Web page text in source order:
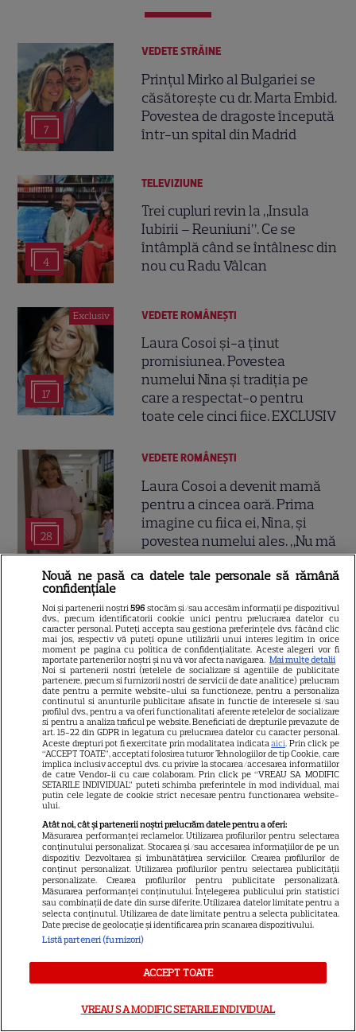
7
VEDETE STRĂINE
Prințul Mirko al Bulgariei se
căsătorește cu dr. Marta Embid.
Povestea de dragoste începută
într-un spital din Madrid
4
TELEVIZIUNE
Trei cupluri revin la „Insula
Iubirii – Reuniuni”. Ce se
întâmplă când se întâlnesc din
nou cu Radu Vâlcan
Exclusiv
17
VEDETE ROMÂNEŞTI
Laura Cosoi și-a ținut
promisiunea. Povestea
numelui Nina și tradiția pe
care a respectat-o pentru
toate cele cinci fiice. EXCLUSIV
28
VEDETE ROMÂNEŞTI
Laura Cosoi a devenit mamă
pentru a cincea oară. Prima
imagine cu fiica ei, Nina, și
povestea numelui ales. „Nu mă
satur să o privesc”
10
VEDETE ROMÂNEŞTI
Iulia Albu a prezentat „patul
anti-divorț” din vila sa de
peste 1 milion de euro! Ce
spune designerul despre piesa
de mobilier: „Nu prea ai timp să
te cerți”
7
VEDETE ROMÂNEŞTI
Teo Trandafir, despre viața
de acasă: „Legătura dintre noi
nu ne-o ia nimeni”
VEDETE ROMÂNEŞTI
Tora Vasilescu, apariție rară la
75 de ani. Drama din
adolescență care i-a schimbat
viața
Nouă ne pasă ca datele tale personale să rămână
confidențiale
Noi și partenerii noștri596 stocăm și/sau accesăm informații pe dispozitivul
dvs., precum identificatorii cookie unici pentru prelucrarea datelor cu
caracter personal. Puteți accepta sau gestiona preferințele dvs. făcând clic
mai jos, respectiv vă puteți opune utilizării unui interes legitim în orice
moment pe pagina cu politica de confidențialitate. Aceste alegeri vor fi
raportate partenerilor noștri și nu vă vor afecta navigarea. Mai multe detalii
Noi si partenerii nostri (retelele de socializare si agentiile de publicitate
partenere, precum si furnizorii nostri de servicii de date analitice) prelucram
date pentru a permite website-ului sa functioneze, pentru a personaliza
continutul si anunturile publicitare afisate in functie de interesele si/sau
profilul dvs., pentru a va oferi functionalitati aferente retelelor de socializare
si pentru a analiza traficul pe website. Beneficiati de drepturile prevazute de
art. 15-22 din GDPR in legatura cu prelucrarea datelor cu caracter personal.
Aceste drepturi pot fi exercitate prin modalitatea indicataaici. Prin click pe
“ACCEPT TOATE”, acceptati folosirea tuturor Tehnologiilor de tip Cookie, care
implica inclusiv acceptul dvs. cu privire la stocarea/accesarea informatiilor
de catre Vendor-ii cu care colaboram. Prin click pe “VREAU SA MODIFIC
SETARILE INDIVIDUAL” puteti schimba preferintele in mod individual, mai
putin cele legate de cookie strict necesare pentru functionarea website-
ului.
Atât noi, cât și partenerii noștri prelucrăm datele pentru a oferi:
Măsurarea performanței reclamelor. Utilizarea profilurilor pentru selectarea
conținutului personalizat. Stocarea și/sau accesarea informațiilor de pe un
dispozitiv. Dezvoltarea și îmbunătățirea serviciilor. Crearea profilurilor de
conținut personalizat. Utilizarea profilurilor pentru selectarea publicității
personalizate. Crearea profilurilor pentru publicitate personalizată.
Măsurarea performanței conținutului. Înțelegerea publicului prin statistici
sau combinații de date din surse diferite. Utilizarea datelor limitate pentru a
selecta conținutul. Utilizarea de date limitate pentru a selecta publicitatea.
Date precise de geolocație și identificarea prin scanarea dispozitivului.
Listă parteneri (furnizori)
ACCEPT TOATE
VREAU SA MODIFIC SETARILE INDIVIDUAL